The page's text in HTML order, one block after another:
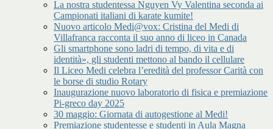
La nostra studentessa Nguyen Vy Valentina seconda ai
Campionati italiani di karate kumite!
Nuovo articolo Medi@vox: Cristina del Medi di
Villafranca racconta il suo anno di liceo in Canada
Gli smartphone sono ladri di tempo, di vita e di
identità», gli studenti mettono al bando il cellulare
Il Liceo Medi celebra l’eredità del professor Carità con
le borse di studio Rotary
Inaugurazione nuovo laboratorio di fisica e premiazione
Pi-greco day 2025
30 maggio: Giornata di autogestione al Medi!
Premiazione studentesse e studenti in Aula Magna